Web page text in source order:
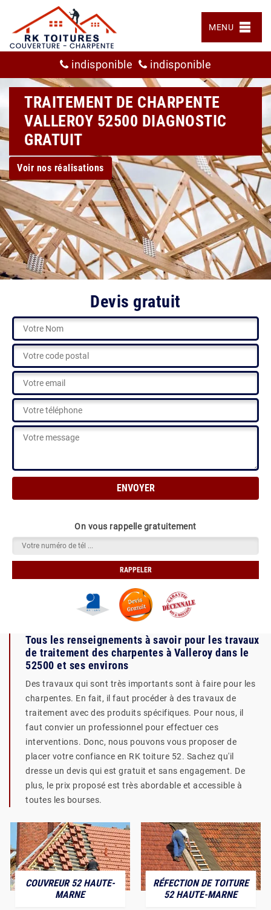
MENU
indisponible indisponible
TRAITEMENT DE CHARPENTE
VALLEROY 52500 DIAGNOSTIC
GRATUIT
Voir nos réalisations
Devis gratuit
On vous rappelle gratuitement
Tous les renseignements à savoir pour les travaux
de traitement des charpentes à Valleroy dans le
52500 et ses environs
Des travaux qui sont très importants sont à faire pour les
charpentes. En fait, il faut procéder à des travaux de
traitement avec des produits spécifiques. Pour nous, il
faut convier un professionnel pour effectuer ces
interventions. Donc, nous pouvons vous proposer de
placer votre confiance en RK toiture 52. Sachez qu'il
dresse un devis qui est gratuit et sans engagement. De
plus, le prix proposé est très abordable et accessible à
toutes les bourses.
COUVREUR 52 HAUTE-
MARNE
RÉFECTION DE TOITURE
52 HAUTE-MARNE